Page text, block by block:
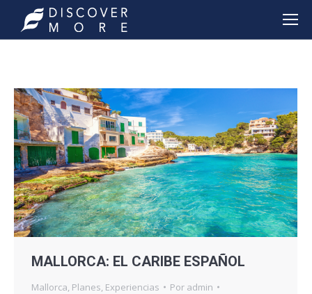
MALLORCA: EL CARIBE ESPAÑOL
Mallorca Planes Experiencias Por admin